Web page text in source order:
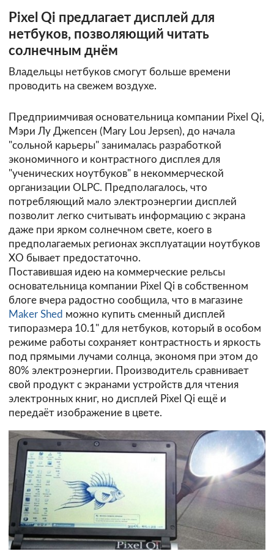
Pixel Qi предлагает дисплей для
нетбуков, позволяющий читать
солнечным днём
Владельцы нетбуков смогут больше времени
проводить на свежем воздухе.
Предприимчивая основательница компании Pixel Qi,
Мэри Лу Джепсен (Mary Lou Jepsen), до начала
"сольной карьеры" занималась разработкой
экономичного и контрастного дисплея для
"ученических ноутбуков" в некоммерческой
организации OLPC. Предполагалось, что
потребляющий мало электроэнергии дисплей
позволит легко считывать информацию с экрана
даже при ярком солнечном свете, коего в
предполагаемых регионах эксплуатации ноутбуков
XO бывает предостаточно.
Поставившая идею на коммерческие рельсы
основательница компании Pixel Qi в собственном
блоге вчера радостно сообщила, что в магазине
Maker Shed можно купить сменный дисплей
типоразмера 10.1" для нетбуков, который в особом
режиме работы сохраняет контрастность и яркость
под прямыми лучами солнца, экономя при этом до
80% электроэнергии. Производитель сравнивает
свой продукт с экранами устройств для чтения
электронных книг, но дисплей Pixel Qi ещё и
передаёт изображение в цвете.